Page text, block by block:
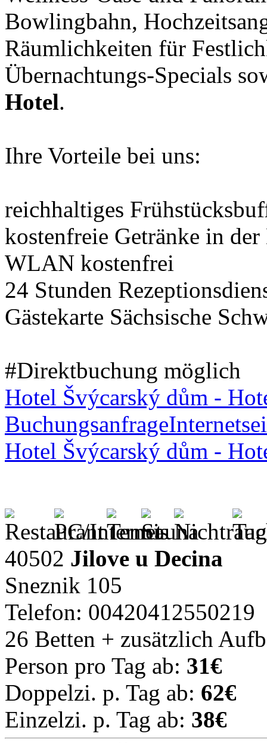
Bowlingbahn,
Räumlichkeiten für
Übernachtungs-Specials
Hotel.
Ihre Vorteile bei uns:
reichhaltiges
kostenfreie Getränke in
WLAN kostenfrei
24 Stunden
Gästekarte Sächsische
#Direktbuchung möglich
Hotel Švýcarský dům -
Buchungsanfrage
Hotel Švýcarský dům -
40502 Jilove u Decina
Sneznik 105
Telefon: 00420412550219
26 Betten + zusätzlich
Person pro Tag ab: 31€
Doppelzi. p. Tag ab: 62€
Einzelzi. p. Tag ab: 38€